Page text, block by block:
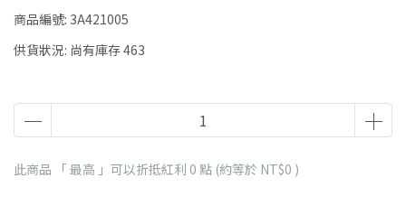
商品編號: 3A421005
供貨狀況: 尚有庫存 463
此商品 「 最高 」可以折抵紅利 0 點 (約等於 NT$0 )